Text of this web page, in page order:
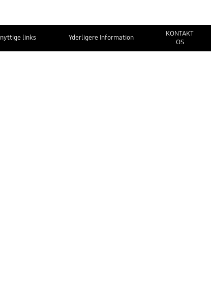
nyttige links Yderligere Information
KONTAKT
OS